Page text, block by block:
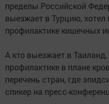
пределы Российской
выезжает в Турцию,
профилактике кишечных
А кто выезжает в
профилактике в плане
перечень стран, где
спикер на пресс-